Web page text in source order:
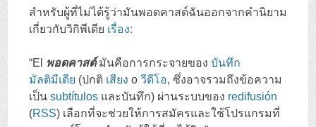
สำหรับผู้ที่ไม่ได้รู้ว่ามันพอดคาสต์ฉันออกจากคำนิยาม
เกี่ยวกับวิกิพีเดีย เรื่อง:
“El พอดคาสต์มันคือการกระจายของบันทึก
มัลติมีเดีย (ปกติ เสียง o วีดีโอ, ซึ่งอาจรวมถึงข้อความ
เป็นsubtítulos และบันทึก) ผ่านระบบของ redifusión
(RSS) เลือกที่จะช่วยให้การสมัครและใช้โปรแกรมที่